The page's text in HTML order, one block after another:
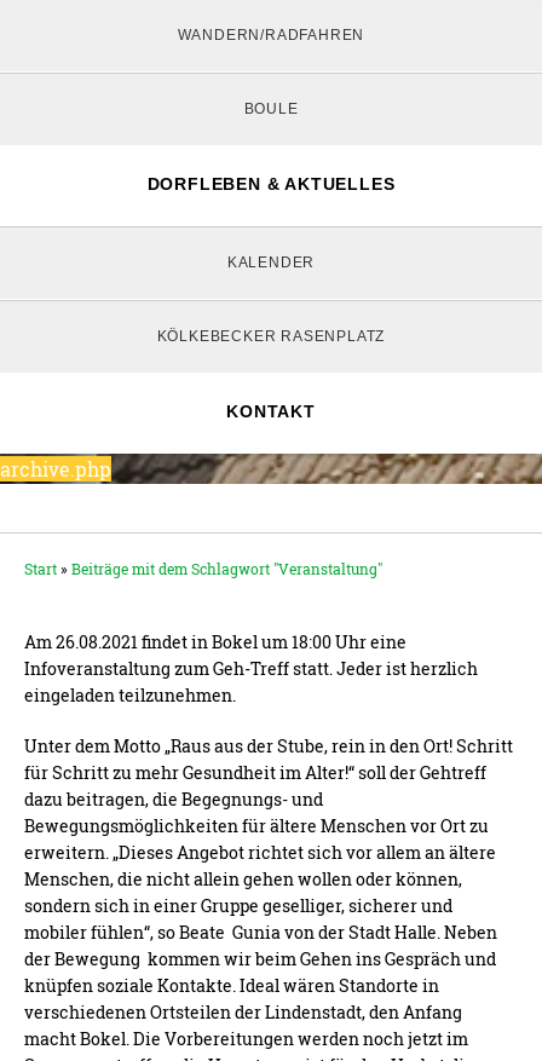
WANDERN/RADFAHREN
BOULE
DORFLEBEN & AKTUELLES
KALENDER
KÖLKEBECKER RASENPLATZ
KONTAKT
archive.php
Start»Beiträge mit dem Schlagwort "Veranstaltung"
Am 26.08.2021 findet in Bokel um 18:00 Uhr eine
Infoveranstaltung zum Geh-Treff statt. Jeder ist herzlich
eingeladen teilzunehmen.
Unter dem Motto „Raus aus der Stube, rein in den Ort! Schritt
für Schritt zu mehr Gesundheit im Alter!“ soll der Gehtreff
dazu beitragen, die Begegnungs- und
Bewegungsmöglichkeiten für ältere Menschen vor Ort zu
erweitern. „Dieses Angebot richtet sich vor allem an ältere
Menschen, die nicht allein gehen wollen oder können,
sondern sich in einer Gruppe geselliger, sicherer und
mobiler fühlen“, so Beate Gunia von der Stadt Halle. Neben
der Bewegung kommen wir beim Gehen ins Gespräch und
knüpfen soziale Kontakte. Ideal wären Standorte in
verschiedenen Ortsteilen der Lindenstadt, den Anfang
macht Bokel. Die Vorbereitungen werden noch jetzt im